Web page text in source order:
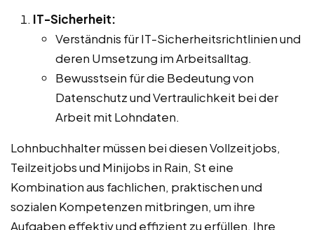
IT-Sicherheit:
Verständnis für IT-Sicherheitsrichtlinien und
deren Umsetzung im Arbeitsalltag.
Bewusstsein für die Bedeutung von
Datenschutz und Vertraulichkeit bei der
Arbeit mit Lohndaten.
Lohnbuchhalter müssen bei diesen Vollzeitjobs,
Teilzeitjobs und Minijobs in Rain, St eine
Kombination aus fachlichen, praktischen und
sozialen Kompetenzen mitbringen, um ihre
Aufgaben effektiv und effizient zu erfüllen. Ihre